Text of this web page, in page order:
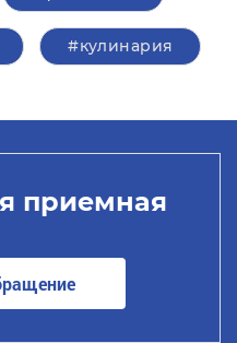
#кулинария
приемная